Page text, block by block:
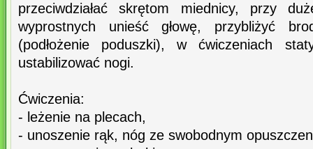
przeciwdziałać skrętom miednicy, przy
wyprostnych unieść głowę, przybliżyć
(podłożenie poduszki), w ćwiczeniach
ustabilizować nogi.
Ćwiczenia:
- leżenie na plecach,
- unoszenie rąk, nóg ze swobodnym